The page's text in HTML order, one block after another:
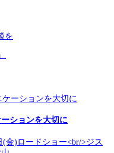
を
ションを大切に